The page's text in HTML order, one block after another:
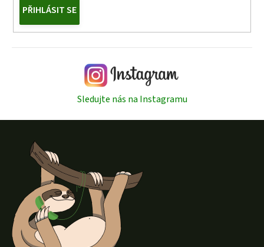
PŘIHLÁSIT SE
Sledujte nás na Instagramu